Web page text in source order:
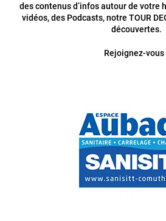
des contenus d’infos autour de votre
vidéos, des Podcasts, notre TOUR
découvertes.
Rejoignez-vous